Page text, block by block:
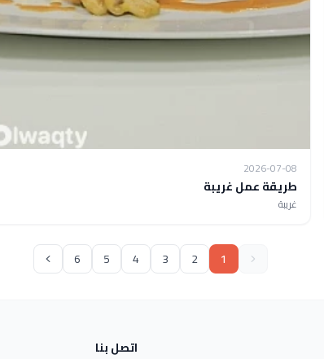
2026-07-08
طريقة عمل ​غريبة
​غريبة
1
2
3
4
5
6
اتصل بنا